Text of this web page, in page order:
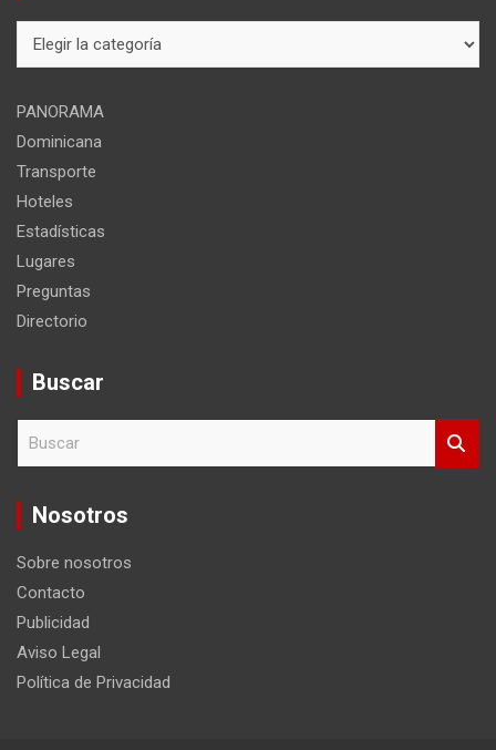
del
PANORAMA
Dominicana
Transporte
Hoteles
Estadísticas
Lugares
Preguntas
Directorio
Buscar
c
Nosotros
Sobre nosotros
Contacto
Publicidad
Aviso Legal
Política de Privacidad